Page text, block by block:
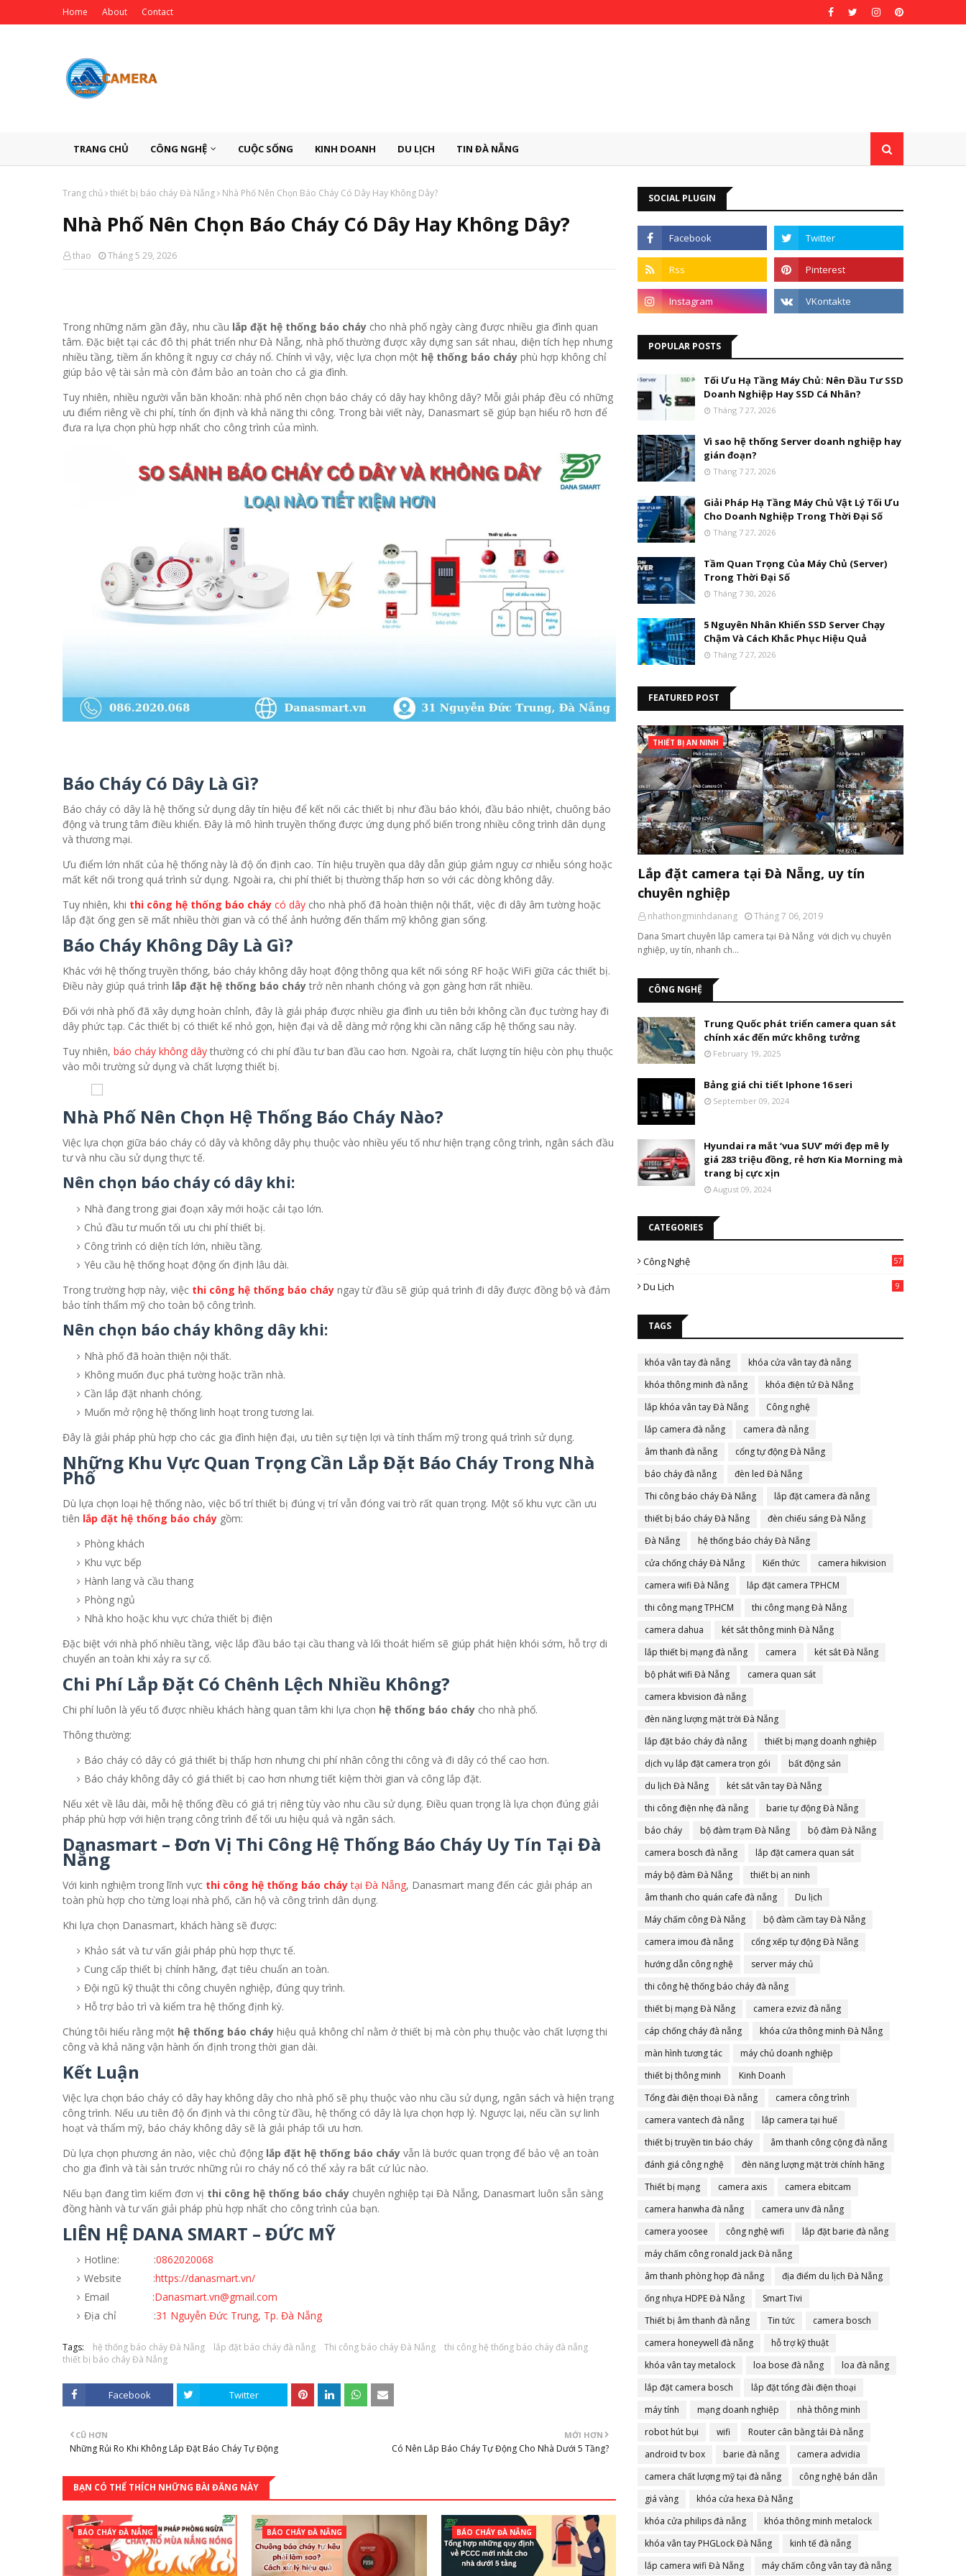
Home About Contact
TRANG CHỦ CÔNG NGHỆ CUỘC SỐNG KINH DOANH DU LỊCH TIN ĐÀ NẴNG
Trang chủ thiết bị báo cháy Đà Nẵng Nhà Phố Nên Chọn Báo Cháy Có Dây Hay Không Dây?
Nhà Phố Nên Chọn Báo Cháy Có Dây Hay Không Dây?
thao Tháng 5 29, 2026
Trong những năm gần đây, nhu cầu lắp đặt hệ thống báo cháy cho nhà phố ngày càng được nhiều gia đình quan
tâm. Đặc biệt tại các đô thị phát triển như Đà Nẵng, nhà phố thường được xây dựng san sát nhau, diện tích hẹp nhưng
nhiều tầng, tiềm ẩn không ít nguy cơ cháy nổ. Chính vì vậy, việc lựa chọn một hệ thống báo cháy phù hợp không chỉ
giúp bảo vệ tài sản mà còn đảm bảo an toàn cho cả gia đình.
Tuy nhiên, nhiều người vẫn băn khoăn: nhà phố nên chọn báo cháy có dây hay không dây? Mỗi giải pháp đều có những
ưu điểm riêng về chi phí, tính ổn định và khả năng thi công. Trong bài viết này, Danasmart sẽ giúp bạn hiểu rõ hơn để
đưa ra lựa chọn phù hợp nhất cho công trình của mình.
Báo Cháy Có Dây Là Gì?
Báo cháy có dây là hệ thống sử dụng dây tín hiệu để kết nối các thiết bị như đầu báo khói, đầu báo nhiệt, chuông báo
động và trung tâm điều khiển. Đây là mô hình truyền thống được ứng dụng phổ biến trong nhiều công trình dân dụng
và thương mại.
Ưu điểm lớn nhất của hệ thống này là độ ổn định cao. Tín hiệu truyền qua dây dẫn giúp giảm nguy cơ nhiễu sóng hoặc
mất kết nối trong quá trình sử dụng. Ngoài ra, chi phí thiết bị thường thấp hơn so với các dòng không dây.
Tuy nhiên, khi thi công hệ thống báo cháy có dây cho nhà phố đã hoàn thiện nội thất, việc đi dây âm tường hoặc
lắp đặt ống gen sẽ mất nhiều thời gian và có thể ảnh hưởng đến thẩm mỹ không gian sống.
Báo Cháy Không Dây Là Gì?
Khác với hệ thống truyền thống, báo cháy không dây hoạt động thông qua kết nối sóng RF hoặc WiFi giữa các thiết bị.
Điều này giúp quá trình lắp đặt hệ thống báo cháytrở nên nhanh chóng và gọn gàng hơn rất nhiều.
Đối với nhà phố đã xây dựng hoàn chỉnh, đây là giải pháp được nhiều gia đình ưu tiên bởi không cần đục tường hay đi
dây phức tạp. Các thiết bị có thiết kế nhỏ gọn, hiện đại và dễ dàng mở rộng khi cần nâng cấp hệ thống sau này.
Tuy nhiên, báo cháy không dâythường có chi phí đầu tư ban đầu cao hơn. Ngoài ra, chất lượng tín hiệu còn phụ thuộc
vào môi trường sử dụng và chất lượng thiết bị.
Nhà Phố Nên Chọn Hệ Thống Báo Cháy Nào?
Việc lựa chọn giữa báo cháy có dây và không dây phụ thuộc vào nhiều yếu tố như hiện trạng công trình, ngân sách đầu
tư và nhu cầu sử dụng thực tế.
Nên chọn báo cháy có dây khi:
Nhà đang trong giai đoạn xây mới hoặc cải tạo lớn.
Chủ đầu tư muốn tối ưu chi phí thiết bị.
Công trình có diện tích lớn, nhiều tầng.
Yêu cầu hệ thống hoạt động ổn định lâu dài.
Trong trường hợp này, việc thi công hệ thống báo cháy ngay từ đầu sẽ giúp quá trình đi dây được đồng bộ và đảm
bảo tính thẩm mỹ cho toàn bộ công trình.
Nên chọn báo cháy không dây khi:
Nhà phố đã hoàn thiện nội thất.
Không muốn đục phá tường hoặc trần nhà.
Cần lắp đặt nhanh chóng.
Muốn mở rộng hệ thống linh hoạt trong tương lai.
Đây là giải pháp phù hợp cho các gia đình hiện đại, ưu tiên sự tiện lợi và tính thẩm mỹ trong quá trình sử dụng.
Những Khu Vực Quan Trọng Cần Lắp Đặt Báo Cháy Trong Nhà
Phố
Dù lựa chọn loại hệ thống nào, việc bố trí thiết bị đúng vị trí vẫn đóng vai trò rất quan trọng. Một số khu vực cần ưu
tiên lắp đặt hệ thống báo cháy gồm:
Phòng khách
Khu vực bếp
Hành lang và cầu thang
Phòng ngủ
Nhà kho hoặc khu vực chứa thiết bị điện
Đặc biệt với nhà phố nhiều tầng, việc lắp đầu báo tại cầu thang và lối thoát hiểm sẽ giúp phát hiện khói sớm, hỗ trợ di
chuyển an toàn khi xảy ra sự cố.
Chi Phí Lắp Đặt Có Chênh Lệch Nhiều Không?
Chi phí luôn là yếu tố được nhiều khách hàng quan tâm khi lựa chọn hệ thống báo cháy cho nhà phố.
Thông thường:
Báo cháy có dây có giá thiết bị thấp hơn nhưng chi phí nhân công thi công và đi dây có thể cao hơn.
Báo cháy không dây có giá thiết bị cao hơn nhưng tiết kiệm thời gian và công lắp đặt.
Nếu xét về lâu dài, mỗi hệ thống đều có giá trị riêng tùy vào nhu cầu sử dụng. Điều quan trọng là lựa chọn đúng giải
pháp phù hợp với hiện trạng công trình để tối ưu hiệu quả và ngân sách.
Danasmart – Đơn Vị Thi Công Hệ Thống Báo Cháy Uy Tín Tại Đà
Nẵng
Với kinh nghiệm trong lĩnh vực thi công hệ thống báo cháytại Đà Nẵng, Danasmart mang đến các giải pháp an
toàn phù hợp cho từng loại nhà phố, căn hộ và công trình dân dụng.
Khi lựa chọn Danasmart, khách hàng sẽ được:
Khảo sát và tư vấn giải pháp phù hợp thực tế.
Cung cấp thiết bị chính hãng, đạt tiêu chuẩn an toàn.
Đội ngũ kỹ thuật thi công chuyên nghiệp, đúng quy trình.
Hỗ trợ bảo trì và kiểm tra hệ thống định kỳ.
Chúng tôi hiểu rằng một hệ thống báo cháy hiệu quả không chỉ nằm ở thiết bị mà còn phụ thuộc vào chất lượng thi
công và khả năng vận hành ổn định trong thời gian dài.
Kết Luận
Việc lựa chọn báo cháy có dây hay không dây cho nhà phố sẽ phụ thuộc vào nhu cầu sử dụng, ngân sách và hiện trạng
công trình. Nếu ưu tiên độ ổn định và thi công từ đầu, hệ thống có dây là lựa chọn hợp lý. Ngược lại, nếu cần sự linh
hoạt và thẩm mỹ, báo cháy không dây sẽ là giải pháp tối ưu hơn.
Dù lựa chọn phương án nào, việc chủ động lắp đặt hệ thống báo cháy vẫn là bước quan trọng để bảo vệ an toàn
cho gia đình và tài sản trước những rủi ro cháy nổ có thể xảy ra bất cứ lúc nào.
Nếu bạn đang tìm kiếm đơn vị thi công hệ thống báo cháy chuyên nghiệp tại Đà Nẵng, Danasmart luôn sẵn sàng
đồng hành và tư vấn giải pháp phù hợp nhất cho công trình của bạn.
LIÊN HỆ DANA SMART – ĐỨC MỸ
Hotline: :0862020068
Website :https://danasmart.vn/
Email :Danasmart.vn@gmail.com
Địa chỉ :31 Nguyễn Đức Trung, Tp. Đà Nẵng
Tags: hệ thống báo cháy Đà Nẵng lắp đặt báo cháy đà nẵng Thi công báo cháy Đà Nẵng
thi công hệ thống báo cháy đà nẵng
thiết bị báo cháy Đà Nẵng
Facebook Twitter
MỚI HƠN
Có Nên Lắp Báo Cháy Tự Động Cho Nhà Dưới 5 Tầng?
CŨ HƠN
Những Rủi Ro Khi Không Lắp Đặt Báo Cháy Tự Động
BẠN CÓ THỂ THÍCH NHỮNG BÀI ĐĂNG NÀY
BÁO CHÁY ĐÀ NẴNG BÁO CHÁY ĐÀ NẴNG BÁO CHÁY ĐÀ NẴNG
SOCIAL PLUGIN
POPULAR POSTS
Tối Ưu Hạ Tầng Máy Chủ: Nên Đầu Tư SSD
Doanh Nghiệp Hay SSD Cá Nhân?
Tháng 7 27, 2026
Vì sao hệ thống Server doanh nghiệp hay
gián đoạn?
Tháng 7 27, 2026
Giải Pháp Hạ Tầng Máy Chủ Vật Lý Tối Ưu
Cho Doanh Nghiệp Trong Thời Đại Số
Tháng 7 27, 2026
Tầm Quan Trọng Của Máy Chủ (Server)
Trong Thời Đại Số
Tháng 7 30, 2026
5 Nguyên Nhân Khiến SSD Server Chạy
Chậm Và Cách Khắc Phục Hiệu Quả
Tháng 7 27, 2026
FEATURED POST
THIẾT BỊ AN NINH
Lắp đặt camera tại Đà Nẵng, uy tín
chuyên nghiệp
nhathongminhdanang
Tháng 7 06, 2019
Dana Smart chuyên lắp camera tại Đà Nẵng với dịch vụ chuyên
nghiệp, uy tín, nhanh ch…
CÔNG NGHỆ
Trung Quốc phát triển camera quan sát
chính xác đến mức không tưởng
February 19, 2025
Bảng giá chi tiết Iphone 16 seri
September 09, 2024
Hyundai ra mắt ‘vua SUV’ mới đẹp mê ly
giá 283 triệu đồng, rẻ hơn Kia Morning mà
trang bị cực xịn
August 09, 2024
CATEGORIES
Công Nghệ 57
Du Lịch 9
TAGS
khóa vân tay đà nẵng
khóa cửa vân tay đà nẵng
khóa thông minh đà nẵng
khóa điện tử Đà Nẵng
lắp khóa vân tay Đà Nẵng
Công nghệ
lắp camera đà nẵng
camera đà nẵng
âm thanh đà nẵng
cổng tự động Đà Nẵng
báo cháy đà nẵng
đèn led Đà Nẵng
Thi công báo cháy Đà Nẵng
lắp đặt camera đà nẵng
thiết bị báo cháy Đà Nẵng
đèn chiếu sáng Đà Nẵng
Đà Nẵng
hệ thống báo cháy Đà Nẵng
cửa chống cháy Đà Nẵng
Kiến thức
camera hikvision
camera wifi Đà Nẵng
lắp đặt camera TPHCM
thi công mạng TPHCM
thi công mạng Đà Nẵng
camera dahua
két sắt thông minh Đà Nẵng
lắp thiết bị mạng đà nẵng
camera
két sắt Đà Nẵng
bộ phát wifi Đà Nẵng
camera quan sát
camera kbvision đà nẵng
đèn năng lượng mặt trời Đà Nẵng
lắp đặt báo cháy đà nẵng
thiết bị mạng doanh nghiệp
dịch vụ lắp đặt camera trọn gói
bất động sản
du lịch Đà Nẵng
két sắt vân tay Đà Nẵng
thi công điện nhẹ đà nẵng
barie tự động Đà Nẵng
báo cháy
bộ đàm trạm Đà Nẵng
bộ đàm Đà Nẵng
camera bosch đà nẵng
lắp đặt camera quan sát
máy bộ đàm Đà Nẵng
thiết bị an ninh
âm thanh cho quán cafe đà nẵng
Du lịch
Máy chấm công Đà Nẵng
bộ đàm cầm tay Đà Nẵng
camera imou đà nẵng
cổng xếp tự động Đà Nẵng
hướng dẫn công nghệ
server máy chủ
thi công hệ thống báo cháy đà nẵng
thiết bị mạng Đà Nẵng
camera ezviz đà nẵng
cáp chống cháy đà nẵng
khóa cửa thông minh Đà Nẵng
màn hình tương tác
máy chủ doanh nghiệp
thiết bị thông minh
Kinh Doanh
Tổng đài điện thoại Đà nẵng
camera công trình
camera vantech đà nẵng
lắp camera tại huế
thiết bị truyền tin báo cháy
âm thanh công cộng đà nẵng
đánh giá công nghệ
đèn năng lượng mặt trời chính hãng
Thiết bị mạng
camera axis
camera ebitcam
camera hanwha đà nẵng
camera unv đà nẵng
camera yoosee
công nghệ wifi
lắp đặt barie đà nẵng
máy chấm công ronald jack Đà nẵng
âm thanh phòng họp đà nẵng
địa điểm du lịch Đà Nẵng
ống nhựa HDPE Đà Nẵng
Smart Tivi
Thiết bị âm thanh đà nẵng
Tin tức
camera bosch
camera honeywell đà nẵng
hỗ trợ kỹ thuật
khóa vân tay metalock
loa bose đà nẵng
loa đà nẵng
lắp đặt camera bosch
lắp đặt tổng đài điện thoại
máy tính
mạng doanh nghiệp
nhà thông minh
robot hút bụi
wifi
Router cân bằng tải Đà nẵng
android tv box
barie đà nẵng
camera advidia
camera chất lượng mỹ tại đà nẵng
công nghệ bán dẫn
giá vàng
khóa cửa hexa Đà Nẵng
khóa cửa philips đà nẵng
khóa thông minh metalock
khóa vân tay PHGLock Đà Nẵng
kinh tế đà nẵng
lắp camera wifi Đà Nẵng
máy chấm công vân tay đà nẵng